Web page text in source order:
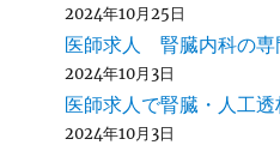
2024年10月25日
医師求人 腎臓内科の専
2024年10月3日
医師求人で腎臓・人工
2024年10月3日